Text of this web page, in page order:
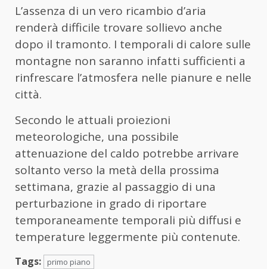
L’assenza di un vero ricambio d’aria
renderà difficile trovare sollievo anche
dopo il tramonto. I temporali di calore sulle
montagne non saranno infatti sufficienti a
rinfrescare l’atmosfera nelle pianure e nelle
città.
Secondo le attuali proiezioni
meteorologiche, una possibile
attenuazione del caldo potrebbe arrivare
soltanto verso la metà della prossima
settimana, grazie al passaggio di una
perturbazione in grado di riportare
temporaneamente temporali più diffusi e
temperature leggermente più contenute.
Tags: primo piano